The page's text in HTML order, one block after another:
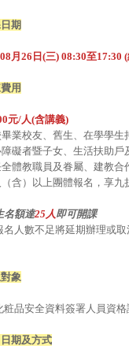
期
月26日(三) 08:30至17:30
用
元/人(含講義)
畢業校友、舊生、在學學
礙者暨子女、生活扶助戶
體教職員及眷屬、建教
含）以上團體報名，享九
名額達25人即可開課
名人數不足將延期辦理或
對象
粧品安全資料簽署人員資
日期及方式